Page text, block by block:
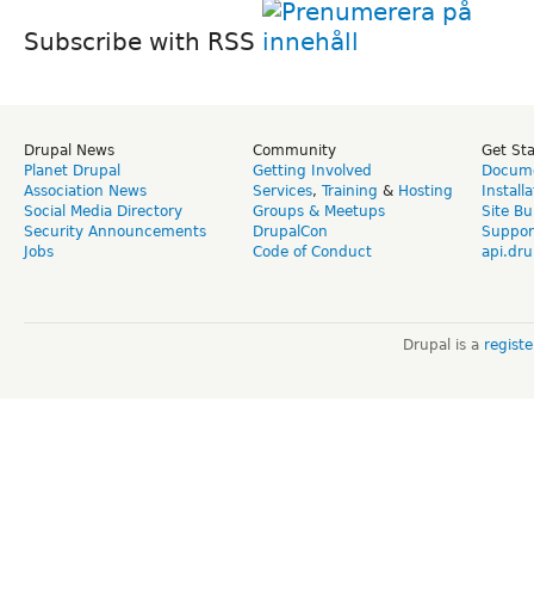
Subscribe with RSS
Drupal News
Planet Drupal
Association News
Social Media Directory
Security Announcements
Jobs
Community
Getting Involved
Services, Training & Hosting
Groups & Meetups
DrupalCon
Code of Conduct
Get
Site
Drupal is a